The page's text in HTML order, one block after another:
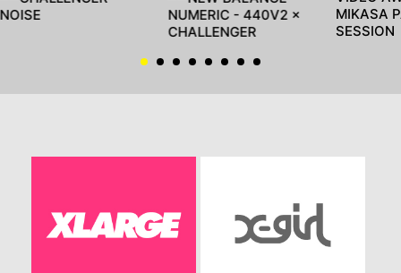
NOISE
NUMERIC - 440V2 ×
CHALLENGER
MIKASA
SESSION